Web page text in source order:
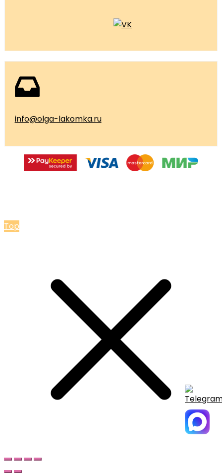
info@olga-lakomka.ru
Top